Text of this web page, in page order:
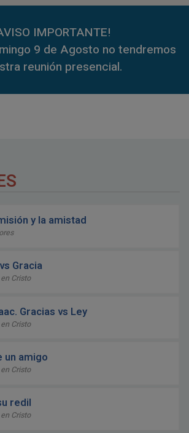
59:35
IMPORTANTE!
9 de Agosto no tendremos
reunión presencial.
y la amistad
Gracia
Cristo
Gracias vs Ley
Cristo
un amigo
Cristo
redil
Cristo